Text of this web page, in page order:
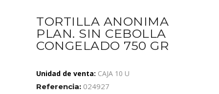
TORTILLA ANONIMA
PLAN. SIN CEBOLLA
CONGELADO 750 GR
Unidad de venta: CAJA 10 U
Referencia: 024927